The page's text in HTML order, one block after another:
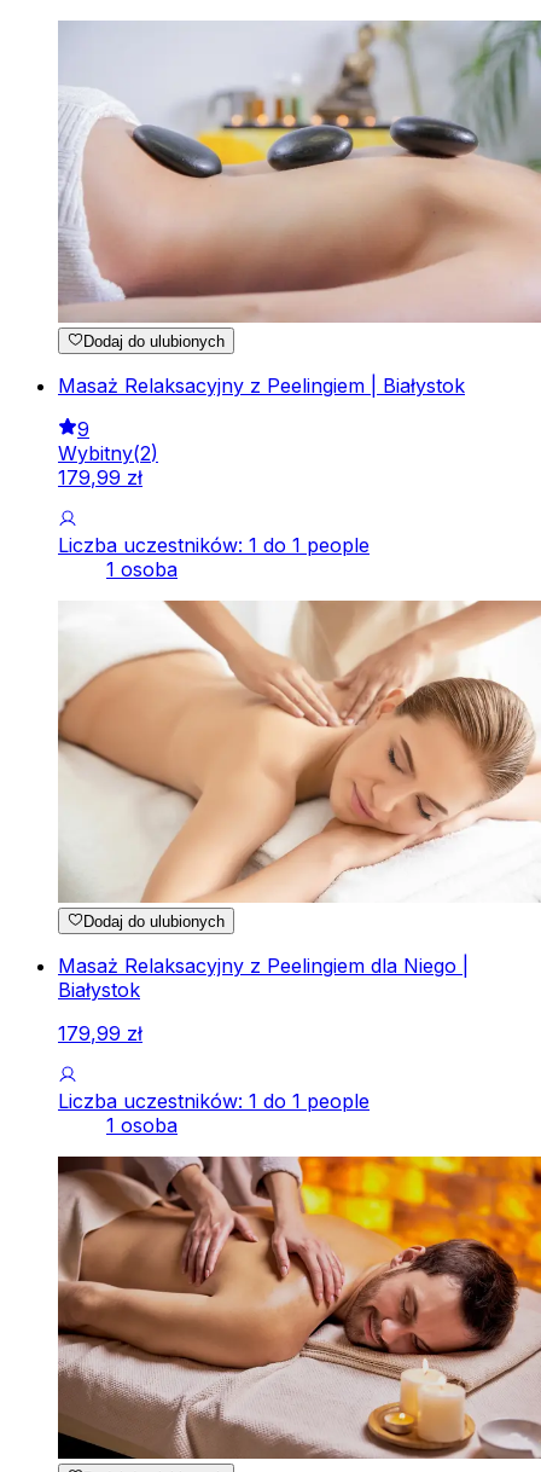
Dodaj do ulubionych
Masaż Relaksacyjny z Peelingiem | Białystok
9
Wybitny(2)
179,99 zł
Liczba uczestników: 1 do 1 people
1 osoba
Dodaj do ulubionych
Masaż Relaksacyjny z Peelingiem dla Niego |
Białystok
179,99 zł
Liczba uczestników: 1 do 1 people
1 osoba